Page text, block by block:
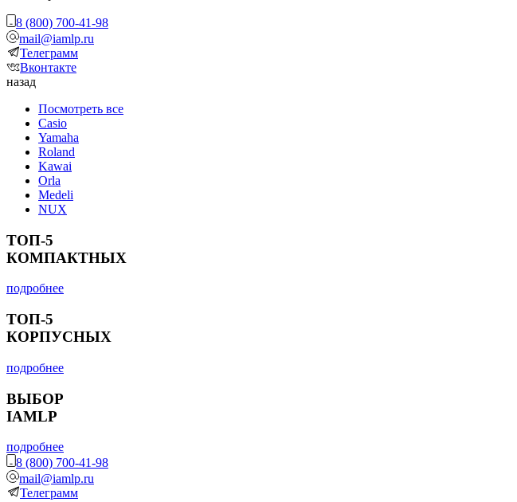
8 (800) 700-41-98
mail@iamlp.ru
Телеграмм
Вконтакте
назад
Посмотреть все
Casio
Yamaha
Roland
Kawai
Orla
Medeli
NUX
ТОП-5
КОМПАКТНЫХ
подробнее
ТОП-5
КОРПУСНЫХ
подробнее
ВЫБОР
IAMLP
подробнее
8 (800) 700-41-98
mail@iamlp.ru
Телеграмм